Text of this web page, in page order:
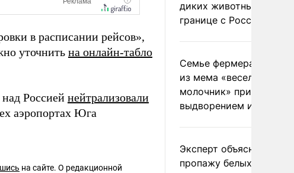
в расписании рейсов»,
уточнить на онлайн-табло
Россией нейтрализовали
аэропортах Юга
на сайте. О редакционной
диких животных на
границе с Россией
Семье фермера
из мема «веселый
молочник» пригрозили
выдворением из
Эксперт объяснил
пропажу белых грибов